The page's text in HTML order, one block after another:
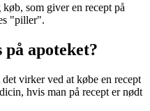
som giver en recept på
"piller".
apoteket?
virker ved at købe en recept
hvis man på recept er nødt